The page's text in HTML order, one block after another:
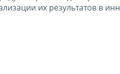
их результатов в